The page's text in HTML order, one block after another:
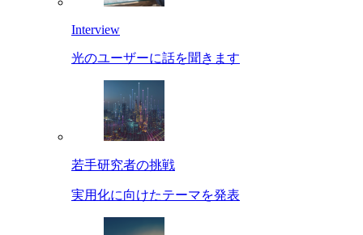
Interview
光のユーザーに話を聞きます
若手研究者の挑戦
実用化に向けたテーマを発表